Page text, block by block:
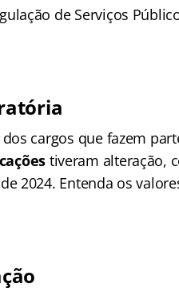
de Serviços
cargos que fazem
tiveram alteração,
2024. Entenda os